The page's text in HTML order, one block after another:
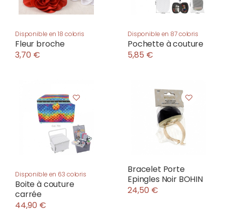
Disponible en 18 coloris
Fleur broche
3,70 €
Disponible en 87 coloris
Pochette à couture
5,85 €
Disponible en 63 coloris
Boite à couture
carrée
44,90 €
Bracelet Porte
Epingles Noir BOHIN
24,50 €